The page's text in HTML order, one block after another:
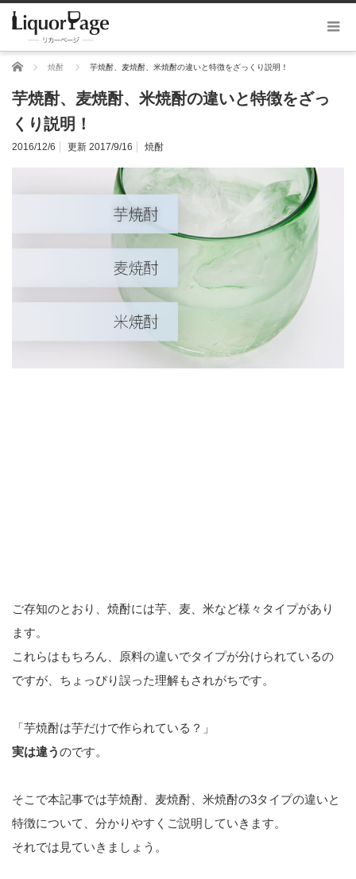
ホーム 焼酎 芋焼酎、麦焼酎、米焼酎の違いと特徴をざっくり説明！
芋焼酎、麦焼酎、米焼酎の違いと特徴をざっ
くり説明！
2016/12/6 更新 2017/9/16 焼酎
ご存知のとおり、焼酎には芋、麦、米など様々タイプがあり
ます。
これらはもちろん、原料の違いでタイプが分けられているの
ですが、ちょっぴり誤った理解もされがちです。
「芋焼酎は芋だけで作られている？」
実は違うのです。
そこで本記事では芋焼酎、麦焼酎、米焼酎の3タイプの違いと
特徴について、分かりやすくご説明していきます。
それでは見ていきましょう。